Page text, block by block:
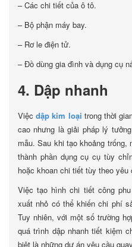
– Các chi tiết của ô tô.
– Bộ phận máy bay.
– Rơ le điện tử.
– Đồ dùng gia đình và dụng cụ
4. Dập nhanh
Việcdập kim loại trong thời
cao nhưng là giải pháp lý
mẫu. Sau khi tạo khoảng
thành phần dụng cụ cụ tùy
hoặc khoan chi tiết tùy theo yêu
Việc tạo hình chi tiết công
xuất nhỏ có thể khiến chi phí
Tuy nhiên, với một số trường
quá trình dập nhanh tiết kiệm
biệt là những dự án yêu cầu